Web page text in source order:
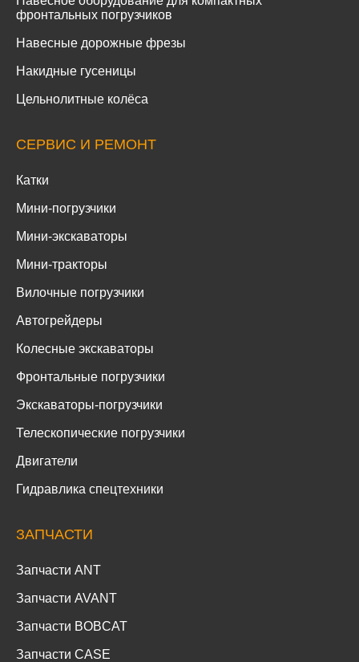
фронтальных погрузчиков
Навесные дорожные фрезы
Накидные гусеницы
Цельнолитные колёса
СЕРВИС И РЕМОНТ
Катки
Мини-погрузчики
Мини-экскаваторы
Мини-тракторы
Вилочные погрузчики
Автогрейдеры
Колесные экскаваторы
Фронтальные погрузчики
Экскаваторы-погрузчики
Телескопические погрузчики
Двигатели
Гидравлика спецтехники
ЗАПЧАСТИ
Запчасти ANT
Запчасти AVANT
Запчасти BOBCAT
Запчасти CASE